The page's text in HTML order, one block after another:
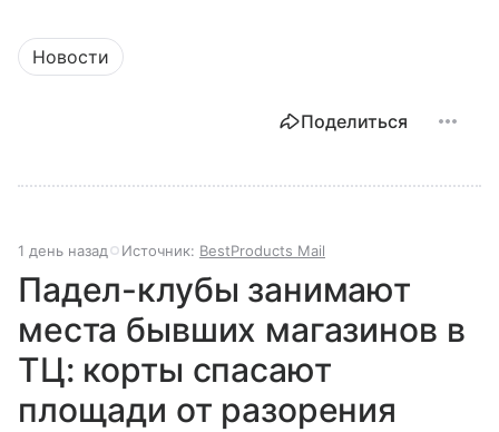
Новости
Поделиться
1 день назад Источник: BestProducts Mail
Падел-клубы занимают
места бывших магазинов в
ТЦ: корты спасают
площади от разорения